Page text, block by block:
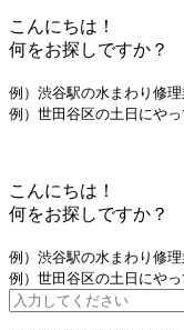
こんにちは！
何をお探しですか？
例）渋谷駅の水まわり修
例）世田谷区の土日にや
こんにちは！
何をお探しですか？
例）渋谷駅の水まわり修
例）世田谷区の土日にや